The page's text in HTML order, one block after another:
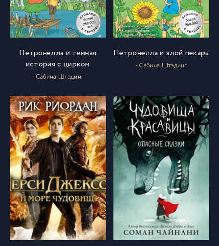
Петронелла и темная
история с цирком
- Сабина Штэдинг
Петронелла и злой пекарь
- Сабина Штэдинг